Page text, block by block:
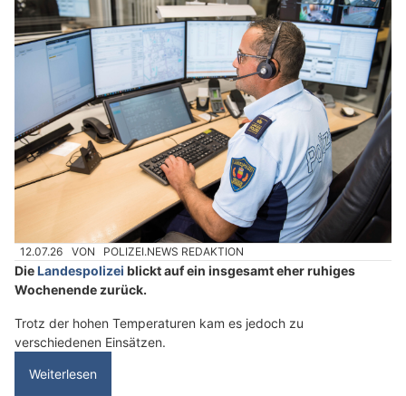
12.07.26 VON POLIZEI.NEWS REDAKTION
DieLandespolizei blickt auf ein insgesamt eher ruhiges
Wochenende zurück.
Trotz der hohen Temperaturen kam es jedoch zu
verschiedenen Einsätzen.
Weiterlesen